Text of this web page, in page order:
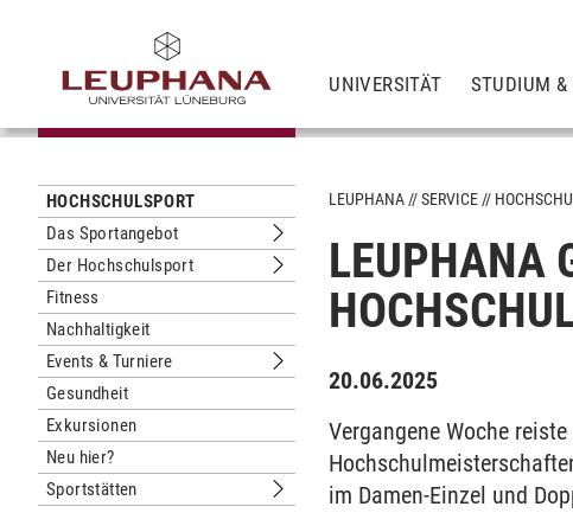
UNIVERSITÄT STUDIUM &
HOCHSCHULSPORT
Das Sportangebot
Untermenu Das Sportangebot
Der Hochschulsport
Untermenu Der Hochschulsport
Fitness
Nachhaltigkeit
Events & Turniere
Untermenu Events & Turniere
Gesundheit
Exkursionen
Neu hier?
Sportstätten
Untermenu Sportstätten
LEUPHANA SERVICE
LEUPHANA
20.06.2025
Vergangene Woche
im Damen-Einzel und